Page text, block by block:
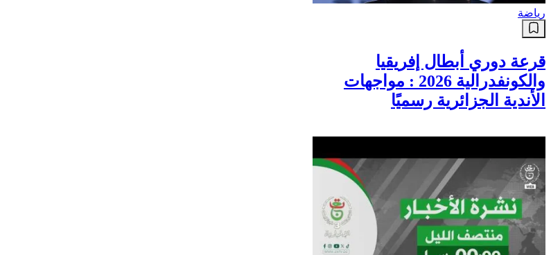
رياضة
قرعة دوري أبطال إفريقيا
والكونفدرالية 2026 : مواجهات
الأندية الجزائرية رسميًا